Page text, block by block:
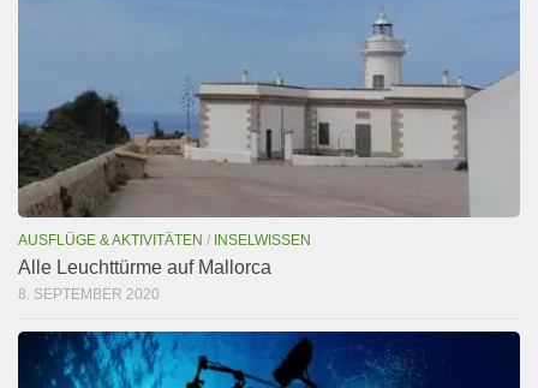
AUSFLÜGE & AKTIVITÄTEN / INSELWISSEN
Alle Leuchttürme auf Mallorca
8. SEPTEMBER 2020